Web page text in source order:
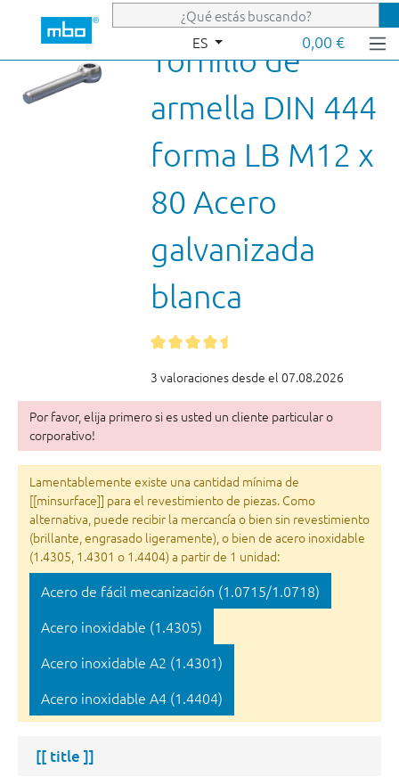
Saltar al contenido principal
ES 0,00 €
Tornillo de
armella DIN 444
forma LB M12 x
80 Acero
galvanizada
blanca
3 valoraciones desde el 07.08.2026
Por favor, elija primero si es usted un cliente particular o
corporativo!
Lamentablemente existe una cantidad mínima de
[[minsurface]] para el revestimiento de piezas. Como
alternativa, puede recibir la mercancía o bien sin revestimiento
(brillante, engrasado ligeramente), o bien de acero inoxidable
(1.4305, 1.4301 o 1.4404) a partir de 1 unidad:
Acero de fácil mecanización (1.0715/1.0718)
Acero inoxidable (1.4305)
Acero inoxidable A2 (1.4301)
Acero inoxidable A4 (1.4404)
[[ title ]]